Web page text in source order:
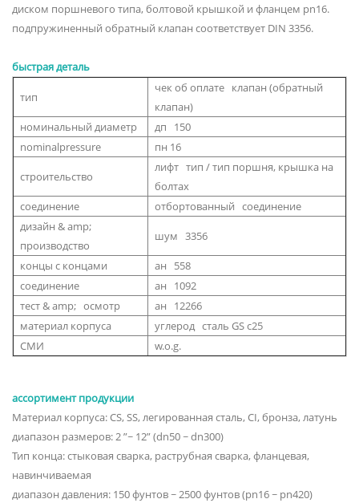
диском поршневого типа, болтовой крышкой и фланцем pn16.
подпружиненный обратный клапан соответствует DIN 3356.
быстрая деталь
тип
чек об оплате клапан (обратный
клапан)
номинальный диаметр
дп 150
nominalpressure
пн 16
строительство
лифт тип / тип поршня, крышка на
болтах
соединение
отбортованный соединение
дизайн & amp;
производство
шум 3356
концы с концами
ан 558
соединение
ан 1092
тест & amp; осмотр
ан 12266
материал корпуса
углерод сталь GS c25
СМИ
w.o.g.
ассортимент продукции
Материал корпуса: CS, SS, легированная сталь, CI, бронза, латунь
диапазон размеров: 2 ”~ 12” (dn50 ~ dn300)
Тип конца: стыковая сварка, раструбная сварка, фланцевая,
навинчиваемая
диапазон давления: 150 фунтов ~ 2500 фунтов (pn16 ~ pn420)